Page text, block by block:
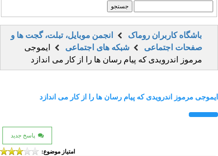
باشگاه کاربران روماک
انجمن موبایل، تبلت، گجت ها و
صفحات اجتماعی
شبکه های اجتماعی
ایموجی
مرموز اندرویدی که پیام رسان ها را از کار می اندازد
ایموجی مرموز اندرویدی که پیام رسان ها را از کار می اندازد
پاسخ جدید
امتیاز موضوع: